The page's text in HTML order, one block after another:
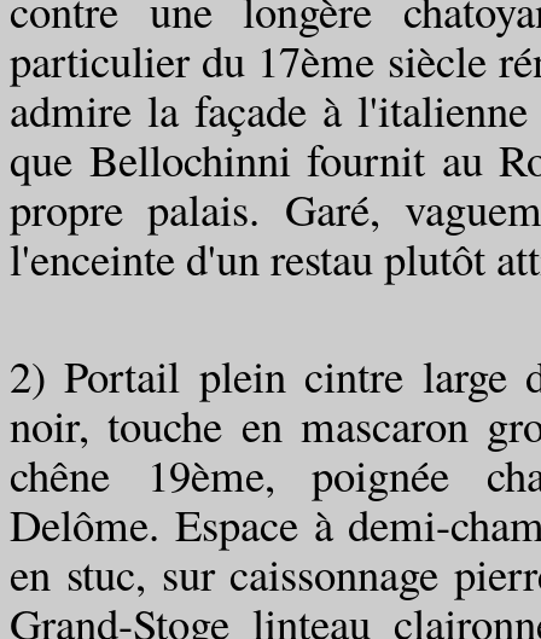
particulier du 17ème siècle
admire la façade à
que Bellochinni fournit au
propre palais. Garé,
l'enceinte d'un restau plutôt
2) Portail plein cintre large
noir, touche en mascaron
chêne 19ème, poignée
Delôme. Espace à demi-
en stuc, sur caissonnage
Grand-Stoge linteau